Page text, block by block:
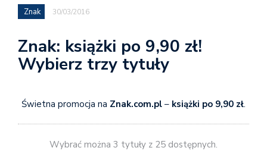
Znak 30/03/2016
Znak: książki po 9,90 zł!
Wybierz trzy tytuły
Świetna promocja na Znak.com.pl – książki po 9,90 zł.
Wybrać można 3 tytuły z 25 dostępnych.